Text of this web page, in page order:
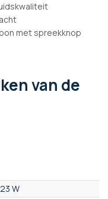
met spreekknop
van de
23 W